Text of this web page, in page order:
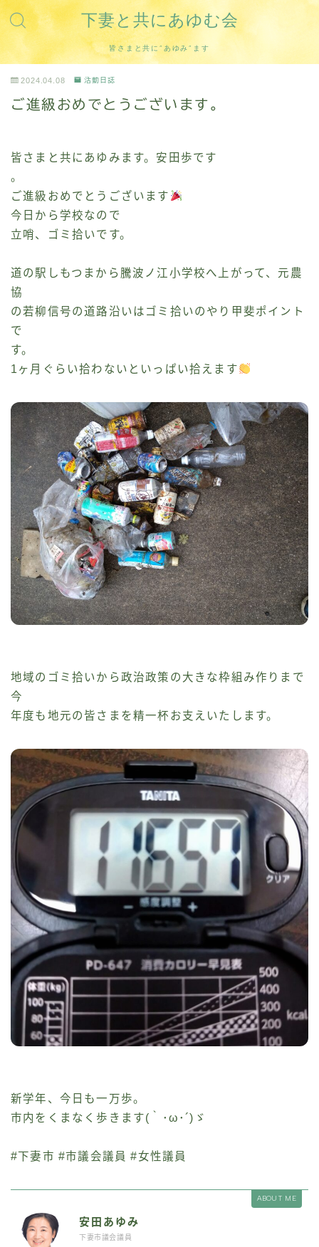
下妻と共にあゆむ会
皆さまと共に”あゆみ”ます
2024.04.08 活動日誌
ご進級おめでとうございます。
皆さまと共にあゆみます。安田歩です
。
ご進級おめでとうございます
今日から学校なので
立哨、ゴミ拾いです。
道の駅しもつまから騰波ノ江小学校へ上がって、元農
協
の若柳信号の道路沿いはゴミ拾いのやり甲斐ポイント
で
す。
1ヶ月ぐらい拾わないといっぱい拾えます
地域のゴミ拾いから政治政策の大きな枠組み作りまで
今
年度も地元の皆さまを精一杯お支えいたします。
新学年、今日も一万歩。
市内をくまなく歩きます(｀･ω･´)ゞ
#下妻市 #市議会議員 #女性議員
ABOUT ME
安田あゆみ
下妻市議会議員